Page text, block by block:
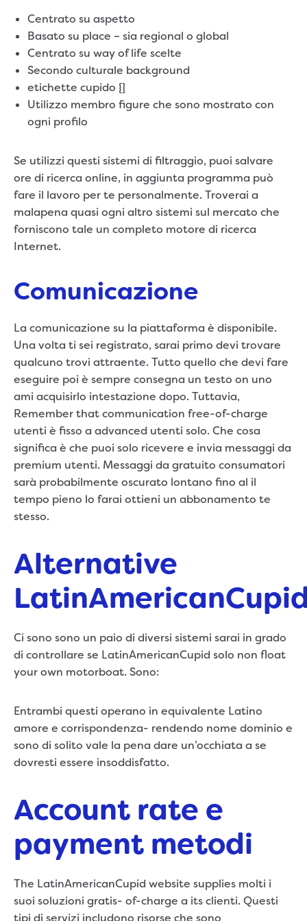
Centrato su aspetto
Basato su place – sia regional o global
Centrato su way of life scelte
Secondo culturale background
etichette cupido {}
Utilizzo membro figure che sono mostrato con
ogni profilo
Se utilizzi questi sistemi di filtraggio, puoi salvare
ore di ricerca online, in aggiunta programma può
fare il lavoro per te personalmente. Troverai a
malapena quasi ogni altro sistemi sul mercato che
forniscono tale un completo motore di ricerca
Internet.
Comunicazione
La comunicazione su la piattaforma è disponibile.
Una volta ti sei registrato, sarai primo devi trovare
qualcuno trovi attraente. Tutto quello che devi fare
eseguire poi è sempre consegna un testo on uno
ami acquisirlo intestazione dopo. Tuttavia,
Remember that communication free-of-charge
utenti è fisso a advanced utenti solo. Che cosa
significa è che puoi solo ricevere e invia messaggi da
premium utenti. Messaggi da gratuito consumatori
sarà probabilmente oscurato lontano fino al il
tempo pieno lo farai ottieni un abbonamento te
stesso.
Alternative
Ci sono sono un paio di diversi sistemi sarai in grado
di controllare se LatinAmericanCupid solo non float
your own motorboat. Sono:
Entrambi questi operano in equivalente Latino
amore e corrispondenza- rendendo nome dominio e
sono di solito vale la pena dare un’occhiata a se
dovresti essere insoddisfatto.
Account rate e
payment metodi
The LatinAmericanCupid website supplies molti i
suoi soluzioni gratis- of-charge a its clienti. Questi
tipi di servizi includono risorse che sono